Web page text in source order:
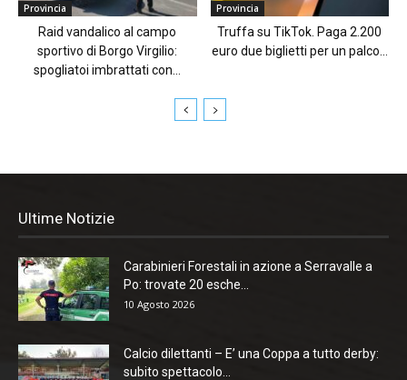
Provincia
Raid vandalico al campo
sportivo di Borgo Virgilio:
spogliatoi imbrattati con...
Provincia
Truffa su TikTok. Paga 2.200
euro due biglietti per un palco...
Ultime Notizie
Carabinieri Forestali in azione a Serravalle a
Po: trovate 20 esche...
10 Agosto 2026
Calcio dilettanti – E’ una Coppa a tutto derby:
subito spettacolo...